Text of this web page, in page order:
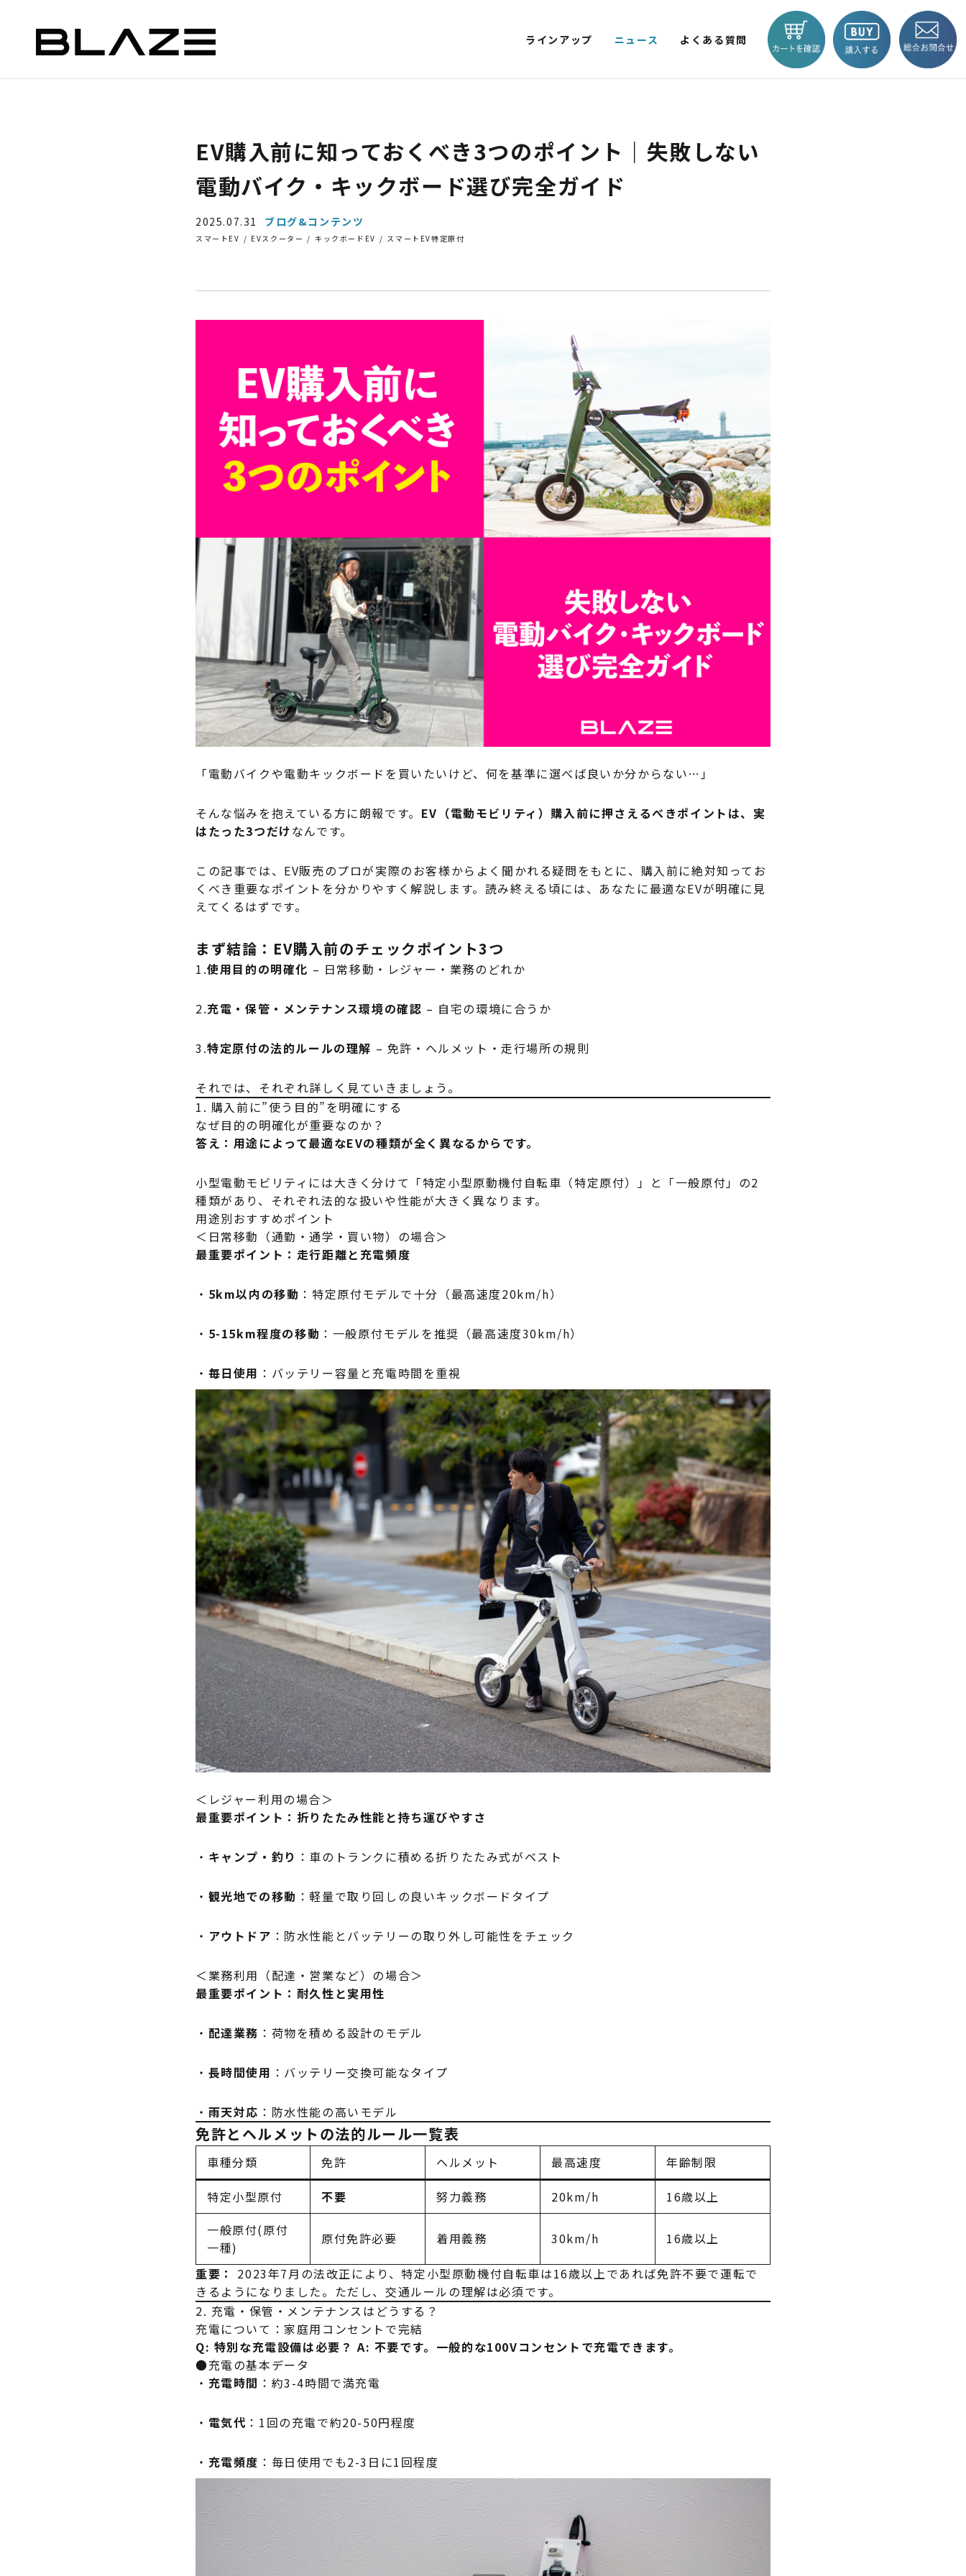
ラインアップ
デリバリー（ミニカー）
EV DELIVERY
（税込¥599,500）
車体価格¥588,000
（税込¥646,800）
※諸費用別途
購入する
電動アシスト自転車
STYLE e-BIKE
詳細を見る
近くの店舗を見る
購入する
4 輪
詳細を見る
近くの店舗を見る
購入する
ニュース よくある質問
NEWS
ニュース
EV購入前に知っておくべき3つのポイント｜失敗しない
電動バイク・キックボード選び完全ガイド
2025.07.31 ブログ&コンテンツ
スマートEV EVスクーター キックボードEV スマートEV特定原付
「電動バイクや電動キックボードを買いたいけど、何を基準に選べば良いか分からない…」
そんな悩みを抱えている方に朗報です。 EV（電動モビリティ）購入前に押さえるべきポイントは、実
はたった3つだけなんです。
この記事では、EV販売のプロが実際のお客様からよく聞かれる疑問をもとに、購入前に絶対知ってお
くべき重要なポイントを分かりやすく解説します。読み終える頃には、あなたに最適なEVが明確に見
えてくるはずです。
まず結論：EV購入前のチェックポイント3つ
1.使用目的の明確化 – 日常移動・レジャー・業務のどれか
2.充電・保管・メンテナンス環境の確認 – 自宅の環境に合うか
3.特定原付の法的ルールの理解 – 免許・ヘルメット・走行場所の規則
それでは、それぞれ詳しく見ていきましょう。
1. 購入前に”使う目的”を明確にする
なぜ目的の明確化が重要なのか？
答え：用途によって最適なEVの種類が全く異なるからです。
小型電動モビリティには大きく分けて「特定小型原動機付自転車（特定原付）」と「一般原付」の2
種類があり、それぞれ法的な扱いや性能が大きく異なります。
用途別おすすめポイント
＜日常移動（通勤・通学・買い物）の場合＞
最重要ポイント：走行距離と充電頻度
・ 5km以内の移動 ：特定原付モデルで十分（最高速度20km/h）
・ 5-15km程度の移動 ：一般原付モデルを推奨（最高速度30km/h）
・ 毎日使用 ：バッテリー容量と充電時間を重視
＜レジャー利用の場合＞
最重要ポイント：折りたたみ性能と持ち運びやすさ
・ キャンプ・釣り ：車のトランクに積める折りたたみ式がベスト
・ 観光地での移動 ：軽量で取り回しの良いキックボードタイプ
・ アウトドア ：防水性能とバッテリーの取り外し可能性をチェック
＜業務利用（配達・営業など）の場合＞
最重要ポイント：耐久性と実用性
・ 配達業務 ：荷物を積める設計のモデル
・ 長時間使用 ：バッテリー交換可能なタイプ
・ 雨天対応 ：防水性能の高いモデル
免許とヘルメットの法的ルール一覧表
車種分類 免許 ヘルメット 最高速度
年齢制限
特定小型原付
不要 努力義務 20km/h
16歳以上
一般原付(原付
一種)
原付免許必要 着用義務 30km/h 16歳以上
重要：
2023年7月の法改正により、特定小型原動機付自転車は16歳以上であれば免許不要で運転で
きるようになりました。ただし、交通ルールの理解は必須です。
2. 充電・保管・メンテナンスはどうする？
充電について：家庭用コンセントで完結
Q: 特別な充電設備は必要？ A: 不要です。一般的な100Vコンセントで充電できます。
●充電の基本データ
・ 充電時間 ：約3-4時間で満充電
・ 電気代 ：1回の充電で約20-50円程度
・ 充電頻度 ：毎日使用でも2-3日に1回程度